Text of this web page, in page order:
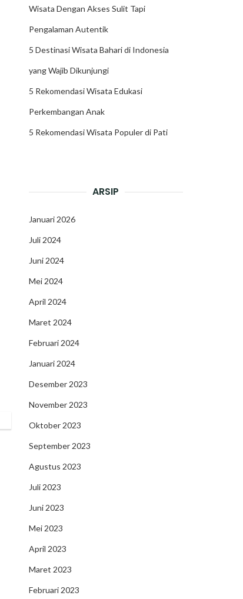
Wisata Dengan Akses Sulit Tapi
Pengalaman Autentik
5 Destinasi Wisata Bahari di Indonesia
yang Wajib Dikunjungi
5 Rekomendasi Wisata Edukasi
Perkembangan Anak
5 Rekomendasi Wisata Populer di Pati
ARSIP
Januari 2026
Juli 2024
Juni 2024
Mei 2024
April 2024
Maret 2024
Februari 2024
Januari 2024
Desember 2023
November 2023
Oktober 2023
September 2023
Agustus 2023
Juli 2023
Juni 2023
Mei 2023
April 2023
Maret 2023
Februari 2023